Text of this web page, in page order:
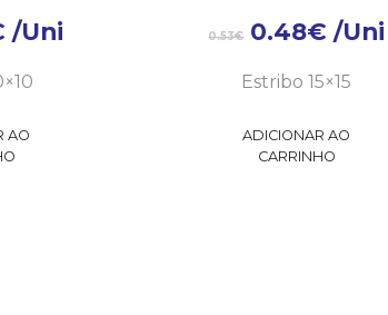
/Uni
AO
0.53€ 0.48€ /Uni
Estribo 15×15
ADICIONAR AO
CARRINHO